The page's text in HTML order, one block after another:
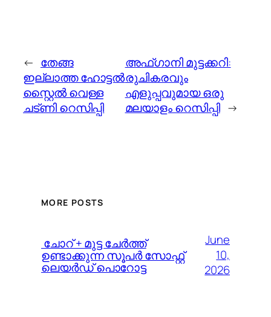
← തേങ്ങ
ഇല്ലാത്ത ഹോട്ടൽ
സ്റ്റൈൽ വെള്ള
ചട്ണി റെസിപ്പി
അഫ്ഗാനി മുട്ടക്കറി:
രുചികരവും
എളുപ്പവുമായ ഒരു
മലയാളം റെസിപ്പി →
MORE POSTS
️ ചോറ് + മുട്ട ചേർത്ത്
ഉണ്ടാക്കുന്ന സൂപർ സോഫ്റ്റ്
ലെയർഡ് പൊറോട്ട
June
10,
2026